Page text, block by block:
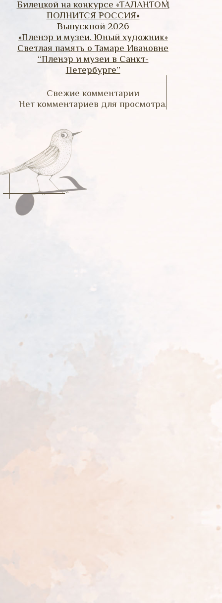
Билецкой на конкурсе «ТАЛАНТОМ
ПОЛНИТСЯ РОССИЯ»
Выпускной 2026
«Пленэр и музеи. Юный художник»
Светлая память о Тамаре Ивановне
“Пленэр и музеи в Санкт-
Петербурге”
Свежие комментарии
Нет комментариев для просмотра.